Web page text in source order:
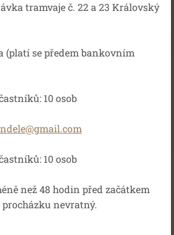
tramvaje č. 22 a 23 Královský
(platí se předem bankovním
10 osob
10 osob
než 48 hodin před začátkem
procházku nevratný.